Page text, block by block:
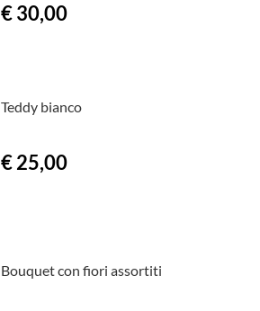
€ 30,00
Teddy bianco
€ 25,00
Bouquet con fiori assortiti